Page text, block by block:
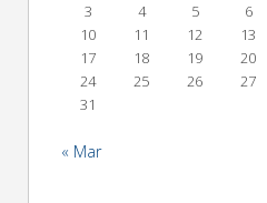
3
4 5 6
10
11 12 13
17
18 19 20
24
25 26 27
31
« Mar